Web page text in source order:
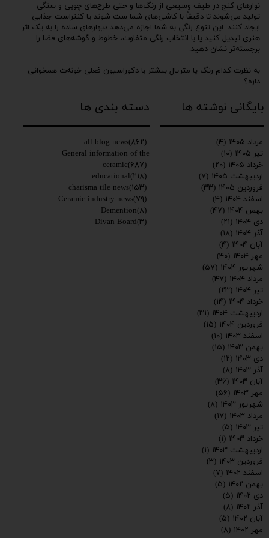
نوارهای کنج در طیف وسیعی از رنگ‌ها و حتی طرح‌های چوبی و سنگی
تولید می‌شوند تا دقیقاً با کاشی‌های شما ست شوند یا کنتراست جذابی
ایجاد کنند. این تنوع رنگی به شما اجازه می‌دهد دیوارهای ساده را به یک اثر
هنری تبدیل کنید یا با انتخاب رنگی متفاوت، خطوط و گوشه‌های فضا را
برجسته‌تر نشان دهید.
به نظرت کدام رنگ یا متریال بیشتر با دکوراسیون فعلی خونه‌ت همخوانی
داره؟
برای مشاهده و خرید محصولات کاریزما به سایت مراجعه کنید:
www.charismatile.com
021901093614
ارسال
بایگانی نوشته ها دسته بندی ها
all blog news(۸۶۲)
General information of the
ceramic(۶۸۷)
educational(۲۱۸)
charisma tile news(۱۵۳)
Ceramic industry news(۷۹)
Demention(۸)
Divan Board(۳)
مرداد ۱۴۰۵
(۴)
تیر ۱۴۰۵
(۱۰)
خرداد ۱۴۰۵
(۲۰)
اردیبهشت ۱۴۰۵
(۷)
فروردین ۱۴۰۵
(۳۳)
اسفند ۱۴۰۴
(۴)
بهمن ۱۴۰۴
(۴۷)
دی ۱۴۰۴
(۲۱)
آذر ۱۴۰۴
(۱۸)
آبان ۱۴۰۴
(۴)
مهر ۱۴۰۴
(۴۰)
شهریور ۱۴۰۴
(۵۷)
مرداد ۱۴۰۴
(۴۷)
تیر ۱۴۰۴
(۲۳)
خرداد ۱۴۰۴
(۱۴)
اردیبهشت ۱۴۰۴
(۳۱)
فروردین ۱۴۰۴
(۱۵)
اسفند ۱۴۰۳
(۱۰)
بهمن ۱۴۰۳
(۱۵)
دی ۱۴۰۳
(۱۲)
آذر ۱۴۰۳
(۸)
آبان ۱۴۰۳
(۳۶)
مهر ۱۴۰۳
(۵۶)
شهریور ۱۴۰۳
(۸)
مرداد ۱۴۰۳
(۱۷)
تیر ۱۴۰۳
(۵)
خرداد ۱۴۰۳
(۱)
اردیبهشت ۱۴۰۳
(۱)
فروردین ۱۴۰۳
(۳)
اسفند ۱۴۰۲
(۷)
بهمن ۱۴۰۲
(۵)
دی ۱۴۰۲
(۵)
آذر ۱۴۰۲
(۸)
آبان ۱۴۰۲
(۵)
مهر ۱۴۰۲
(۸)